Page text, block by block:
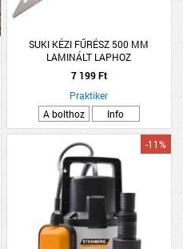
SUKI KÉZI FŰRÉSZ 500 MM
LAMINÁLT LAPHOZ
7 199 Ft
Praktiker
A bolthoz
Info
-11%